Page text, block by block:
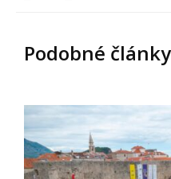
Podobné články